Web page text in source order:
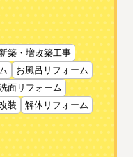
新築・増改築工事
お風呂リフォーム
面リフォーム
装
解体リフォーム